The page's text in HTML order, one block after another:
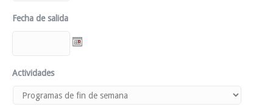
Fecha de salida
Actividades